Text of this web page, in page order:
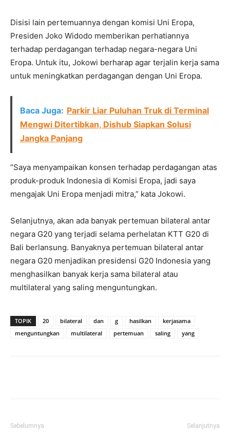
Disisi lain pertemuannya dengan komisi Uni Eropa,
Presiden Joko Widodo memberikan perhatiannya
terhadap perdagangan terhadap negara-negara Uni
Eropa. Untuk itu, Jokowi berharap agar terjalin kerja sama
untuk meningkatkan perdagangan dengan Uni Eropa.
Baca Juga: Parkir Liar Puluhan Truk di Terminal
Mengwi Ditertibkan, Dishub Siapkan Solusi
Jangka Panjang
“Saya menyampaikan konsen terhadap perdagangan atas
produk-produk Indonesia di Komisi Eropa, jadi saya
mengajak Uni Eropa menjadi mitra,” kata Jokowi.
Selanjutnya, akan ada banyak pertemuan bilateral antar
negara G20 yang terjadi selama perhelatan KTT G20 di
Bali berlansung. Banyaknya pertemuan bilateral antar
negara G20 menjadikan presidensi G20 Indonesia yang
menghasilkan banyak kerja sama bilateral atau
multilateral yang saling menguntungkan.
TOPIK 20 bilateral dan g hasilkan
kerjasama
menguntungkan
multilateral pertemuan saling yang
Sebelumnya Selanjutnya